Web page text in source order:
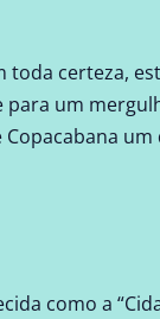
toda certeza,
um
como a